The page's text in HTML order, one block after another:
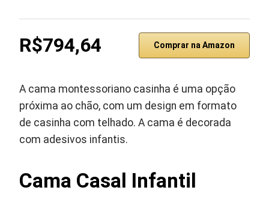
R$794,64 Comprar na Amazon
A cama montessoriano casinha é uma opção
próxima ao chão, com um design em formato
de casinha com telhado. A cama é decorada
com adesivos infantis.
Cama Casal Infantil